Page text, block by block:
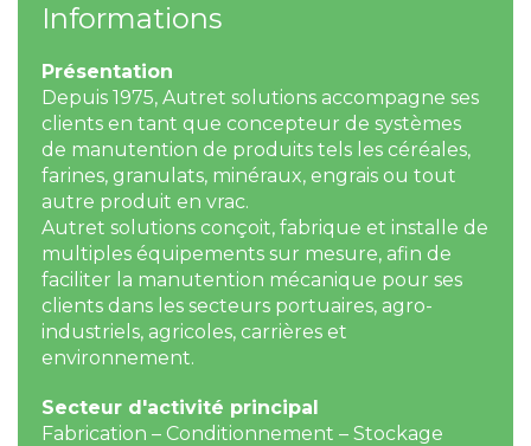
Informations
Présentation
Depuis 1975, Autret solutions accompagne ses
clients en tant que concepteur de systèmes
de manutention de produits tels les céréales,
farines, granulats, minéraux, engrais ou tout
autre produit en vrac.
Autret solutions conçoit, fabrique et installe de
multiples équipements sur mesure, afin de
faciliter la manutention mécanique pour ses
clients dans les secteurs portuaires, agro-
industriels, agricoles, carrières et
environnement.
Secteur d'activité principal
Fabrication – Conditionnement – Stockage